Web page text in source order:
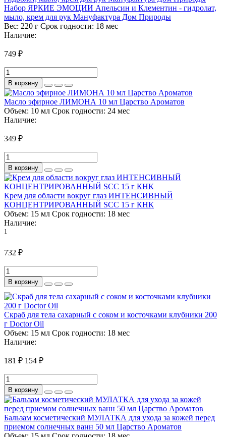
Набор ЯРКИЕ ЭМОЦИИ Апельсин и Клементин - гидролат,
мыло, крем для рук Мануфактура Дом Природы
Вес: 220 г Срок годности: 18 мес
Наличие:
749 ₽
В корзину
Масло эфирное ЛИМОНА 10 мл Царство Ароматов
Объем: 10 мл Срок годности: 24 мес
Наличие:
349 ₽
В корзину
Крем для области вокруг глаз ИНТЕНСИВНЫЙ
КОНЦЕНТРИРОВАННЫЙ SCC 15 г КНК
Объем: 15 мл Срок годности: 18 мес
Наличие:
1
732 ₽
В корзину
Скраб для тела сахарный с соком и косточками клубники 200
г Doctor Oil
Объем: 15 мл Срок годности: 18 мес
Наличие:
181 ₽ 154 ₽
В корзину
Бальзам косметический МУЛАТКА для ухода за кожей перед
приемом солнечных ванн 50 мл Царство Ароматов